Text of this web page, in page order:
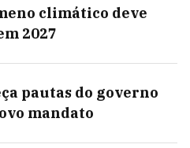
climático deve
2027
pautas do governo
mandato